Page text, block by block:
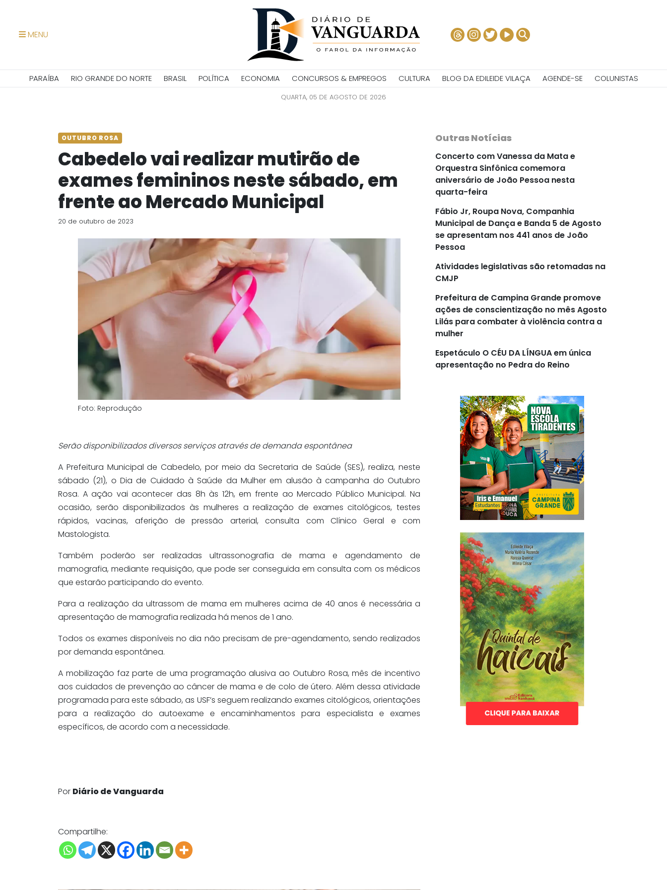
MENU
PARAÍBA RIO GRANDE DO NORTE BRASIL POLÍTICA ECONOMIA CONCURSOS & EMPREGOS CULTURA BLOG DA EDILEIDE VILAÇA AGENDE-SE COLUNISTAS
QUARTA, 05 DE AGOSTO DE 2026
OUTUBRO ROSA
Cabedelo vai realizar mutirão de
exames femininos neste sábado, em
frente ao Mercado Municipal
20 de outubro de 2023
Foto: Reprodução
Serão disponibilizados diversos serviços através de demanda espontânea
A Prefeitura Municipal de Cabedelo, por meio da Secretaria de Saúde (SES), realiza, neste
sábado (21), o Dia de Cuidado à Saúde da Mulher em alusão à campanha do Outubro
Rosa. A ação vai acontecer das 8h às 12h, em frente ao Mercado Público Municipal. Na
ocasião, serão disponibilizados às mulheres a realização de exames citológicos, testes
rápidos, vacinas, aferição de pressão arterial, consulta com Clínico Geral e com
Mastologista.
Também poderão ser realizadas ultrassonografia de mama e agendamento de
mamografia, mediante requisição, que pode ser conseguida em consulta com os médicos
que estarão participando do evento.
Para a realização da ultrassom de mama em mulheres acima de 40 anos é necessária a
apresentação de mamografia realizada há menos de 1 ano.
Todos os exames disponíveis no dia não precisam de pre-agendamento, sendo realizados
por demanda espontânea.
A mobilização faz parte de uma programação alusiva ao Outubro Rosa, mês de incentivo
aos cuidados de prevenção ao câncer de mama e de colo de útero. Além dessa atividade
programada para este sábado, as USF’s seguem realizando exames citológicos, orientações
para a realização do autoexame e encaminhamentos para especialista e exames
específicos, de acordo com a necessidade.
Por Diário de Vanguarda
Compartilhe:
Outras Notícias
Concerto com Vanessa da Mata e
Orquestra Sinfônica comemora
aniversário de João Pessoa nesta
quarta-feira
Fábio Jr, Roupa Nova, Companhia
Municipal de Dança e Banda 5 de Agosto
se apresentam nos 441 anos de João
Pessoa
Atividades legislativas são retomadas na
CMJP
Prefeitura de Campina Grande promove
ações de conscientização no mês Agosto
Lilás para combater à violência contra a
mulher
Espetáculo O CÉU DA LÍNGUA em única
apresentação no Pedra do Reino